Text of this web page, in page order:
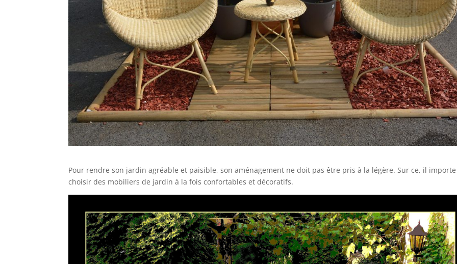
Pour rendre son jardin agréable et paisible, son aménagement ne doit pas être pris à la légère. Sur ce, il
choisir des mobiliers de jardin à la fois confortables et décoratifs.